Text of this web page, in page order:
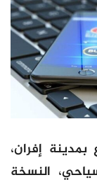
إفران،
النسخة